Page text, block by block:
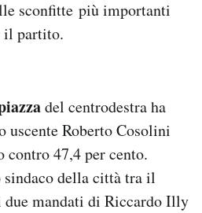
sconfitte più importanti
il partito.
del centrodestra ha
Roberto Cosolini
contro 47,4 per cento.
della città tra il
due mandati di Riccardo Illy